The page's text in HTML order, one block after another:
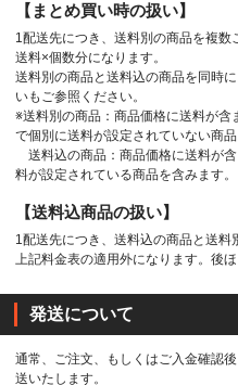
【まとめ買い時の扱い】
1配送先につき、送料別の商品を複
送料×個数分になります。
送料別の商品と送料込の商品を同時
いもご参照ください。
※送料別の商品：商品価格に送料が
で個別に送料が設定されていない商品
送料込の商品：商品価格に送料が
料が設定されている商品を含みます。
【送料込商品の扱い】
1配送先につき、送料込の商品と送
上記料金表の適用外になります。後
発送について
通常、ご注文、もしくはご入金確認
送いたします。